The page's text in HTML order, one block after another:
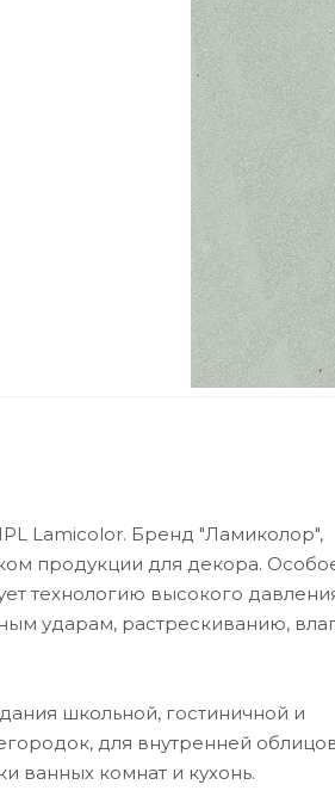
Lamicolor. Бренд "Ламиколор",
продукции для декора.
технологию высокого
ударам, растрескиванию,
школьной, гостиничной и
для внутренней
ванных комнат и кухонь.